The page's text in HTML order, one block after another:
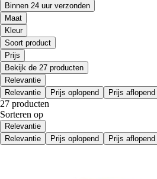
Binnen 24 uur verzonden
Maat
Kleur
Soort product
Prijs
Bekijk de 27 producten
Relevantie
Relevantie
Prijs oplopend Prijs aflopend
27 producten
Sorteren op
Relevantie
Relevantie
Prijs oplopend Prijs aflopend